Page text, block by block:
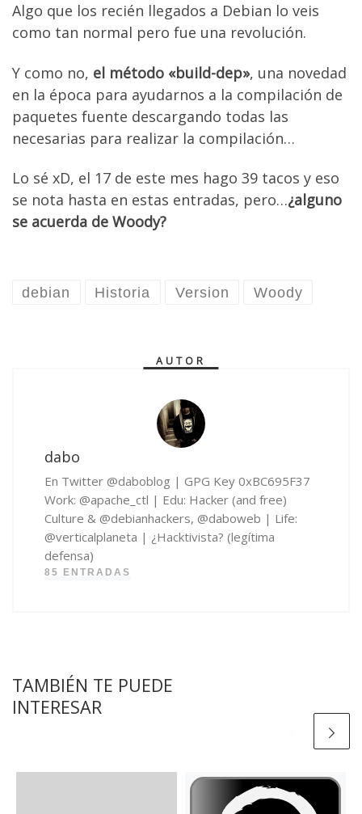
Algo que los recién llegados a Debian lo veis
como tan normal pero fue una revolución.
Y como no, el método «build-dep», una novedad
en la época para ayudarnos a la compilación de
paquetes fuente descargando todas las
necesarias para realizar la compilación…
Lo sé xD, el 17 de este mes hago 39 tacos y eso
se nota hasta en estas entradas, pero…¿alguno
se acuerda de Woody?
debian Historia Version Woody
AUTOR
dabo
En Twitter @daboblog | GPG Key 0xBC695F37
Work: @apache_ctl | Edu: Hacker (and free)
Culture & @debianhackers, @daboweb | Life:
@verticalplaneta | ¿Hacktivista? (legítima
defensa)
85 ENTRADAS
TAMBIÉN TE PUEDE
INTERESAR